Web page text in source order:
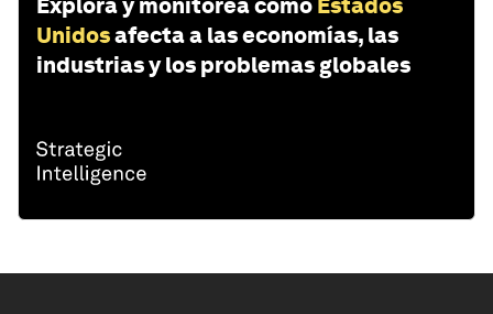
Explora y monitorea cómo Estados
Unidosafecta a las economías, las
industrias y los problemas globales